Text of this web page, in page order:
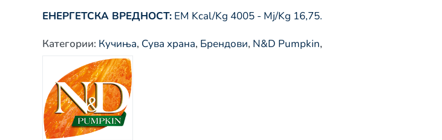
ЕНЕРГЕТСКА ВРЕДНОСТ:EM Kcal/Kg 4005 - Mj/Kg 16,75.
Категории: Кучиња, Сува храна, Брендови, N&D Pumpkin,